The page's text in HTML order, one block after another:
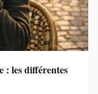
: les différentes